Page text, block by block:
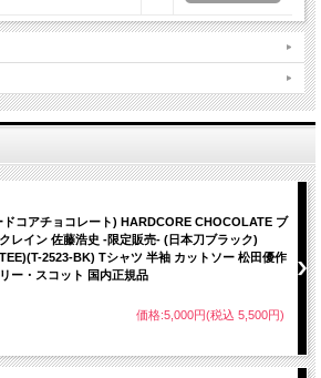
ドコアチョコレート) HARDCORE CHOCOLATE ブ
レイン 佐藤浩史 -限定販売- (日本刀ブラック)
2523-BK) Tシャツ 半袖 カットソー 松田優作
ー・スコット 国内正規品
価格:5,000円(税込 5,500円)